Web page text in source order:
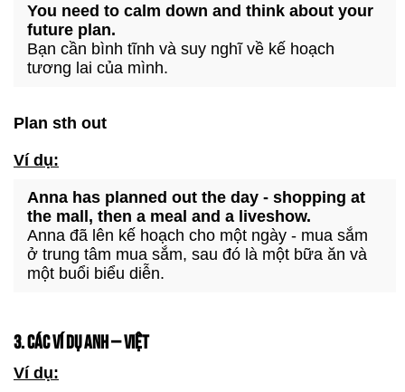
You need to calm down and think about your
future plan.
Bạn cần bình tĩnh và suy nghĩ về kế hoạch
tương lai của mình.
Plan sth out
Ví dụ:
Anna has planned out the day - shopping at
the mall, then a meal and a liveshow.
Anna đã lên kế hoạch cho một ngày - mua sắm
ở trung tâm mua sắm, sau đó là một bữa ăn và
một buổi biểu diễn.
3. CÁC VÍ DỤ ANH – VIỆT
Ví dụ: